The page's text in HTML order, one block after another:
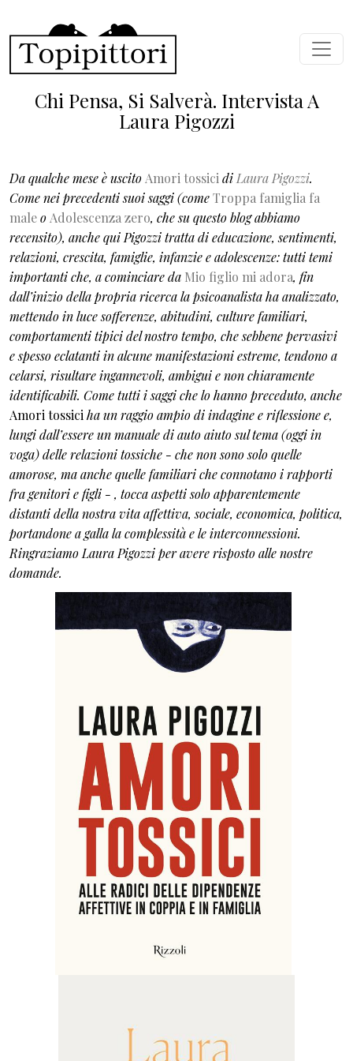
Chi Pensa, Si Salverà. Intervista A
Laura Pigozzi
Da qualche mese è uscito Amori tossici di Laura Pigozzi.
Come nei precedenti suoi saggi (comeTroppa famiglia fa
maleo Adolescenza zero, che su questo blog abbiamo
recensito), anche qui Pigozzi tratta di educazione, sentimenti,
relazioni, crescita, famiglie, infanzie e adolescenze: tutti temi
importanti che, a cominciare da Mio figlio mi adora, fin
dall’inizio della propria ricerca la psicoanalista ha analizzato,
mettendo in luce sofferenze, abitudini, culture familiari,
comportamenti tipici del nostro tempo, che sebbene pervasivi
e spesso eclatanti in alcune manifestazioni estreme, tendono a
celarsi, risultare ingannevoli, ambigui e non chiaramente
identificabili. Come tutti i saggi che lo hanno preceduto, anche
Amori tossici ha un raggio ampio di indagine e riflessione e,
lungi dall’essere un manuale di auto aiuto sul tema (oggi in
voga) delle relazioni tossiche - che non sono solo quelle
amorose, ma anche quelle familiari che connotano i rapporti
fra genitori e figli - , tocca aspetti solo apparentemente
distanti della nostra vita affettiva, sociale, economica, politica,
portandone a galla la complessità e le interconnessioni.
Ringraziamo Laura Pigozzi per avere risposto alle nostre
domande.